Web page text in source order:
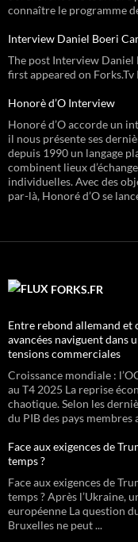
connaître le programme
Interview Daniel Boeri
The post Interview
first appeared on
Honorè d’O Interview
Honoré d’O accorde un
il nous présente ses
depuis 1990 un langage
combinent lieux
individuelles. Avec des
par-là, Honoré d’O se
FORKS.FR
Entre rebond allemand et
avancées naviguent dans
tensions commerciales
Croissance mondiale :
au T4 2025 La reprise
chaotique. Selon les
du PIB des pays membres
Face aux exigences de
temps ?
Face aux exigences de
temps ? Après l’Ukraine,
européenne La question
Bruxelles ne peut ...